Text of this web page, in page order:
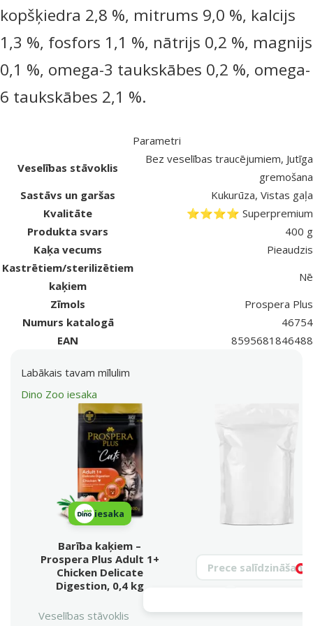
kopšķiedra 2,8 %, mitrums 9,0 %, kalcijs
1,3 %, fosfors 1,1 %, nātrijs 0,2 %, magnijs
0,1 %, omega-3 taukskābes 0,2 %, omega-
6 taukskābes 2,1 %.
Parametri
Veselības stāvoklis
Bez veselības traucējumiem, Jutīga
gremošana
Sastāvs un garšas
Kukurūza, Vistas gaļa
Kvalitāte
⭐⭐⭐⭐ Superpremium
Produkta svars
400 g
Kaķa vecums
Pieaudzis
Kastrētiem/sterilizētiem
kaķiem
Nē
Zīmols
Prospera Plus
Numurs katalogā
46754
EAN
8595681846488
Labākais tavam mīlulim
Dino Zoo iesaka
iesaka
Barība kaķiem –
Prospera Plus Adult 1+
Chicken Delicate
Digestion, 0,4 kg
Meklēt produktu
Veselības stāvoklis